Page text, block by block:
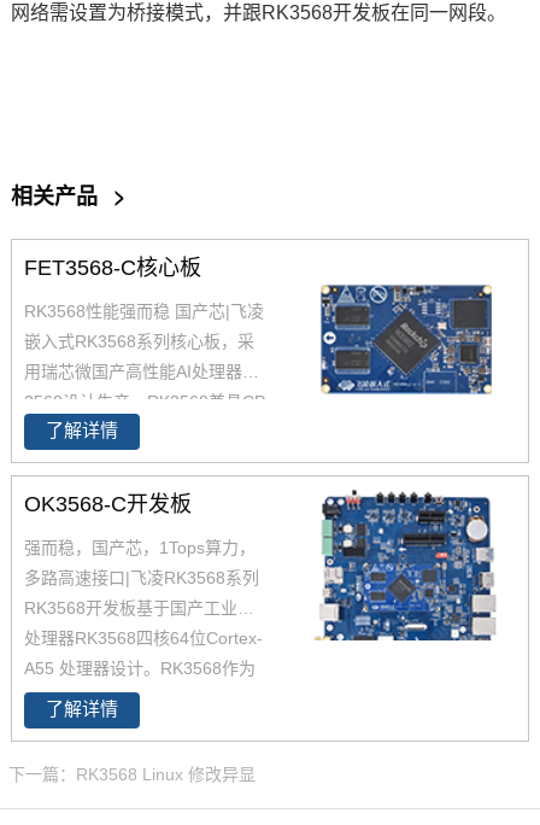
网络需设置为桥接模式，并跟RK3568开发板在同一网段。
相关产品 >
FET3568-C核心板
RK3568性能强而稳 国产芯|飞凌
嵌入式RK3568系列核心板，采
用瑞芯微国产高性能AI处理器RK
3568设计生产，RK3568兼具CP
U、GPU、NPU、VPU于一身，
RK3568 性能、性价比在同类产
品中具有较高优势，RK3568处
SoC， 飞凌RK3568核心板主要
面向工业互联网、HMI、NVR存
储、车载中控、工业网关等领
域。目前RK3568系列已经批量
稳定出货
了解详情
OK3568-C开发板
强而稳，国产芯，1Tops算力，
多路高速接口|飞凌RK3568系列
RK3568开发板基于国产工业级AI
处理器RK3568四核64位Cortex-
A55 处理器设计。RK3568作为
国产化高性能处理器，瑞芯微RK
3568芯片是一款定位中高端的通
一款定位中高端的通用型SoC，
了解详情
下一篇：RK3568 Linux 修改异显